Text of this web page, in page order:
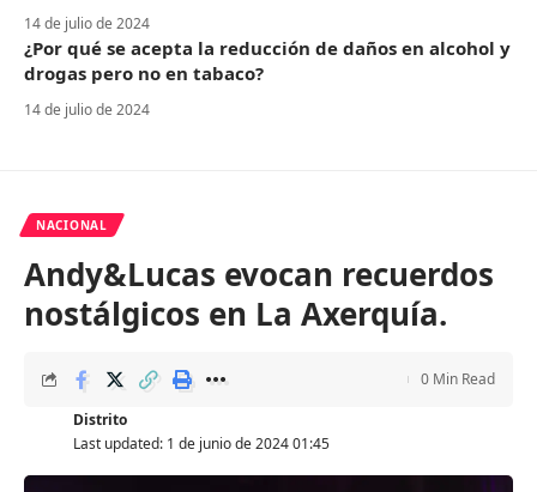
14 de julio de 2024
¿Por qué se acepta la reducción de daños en alcohol y
drogas pero no en tabaco?
14 de julio de 2024
NACIONAL
Andy&Lucas evocan recuerdos
nostálgicos en La Axerquía.
Last updated: 1 de junio de 2024 01:45
Distrito
0 Min Read